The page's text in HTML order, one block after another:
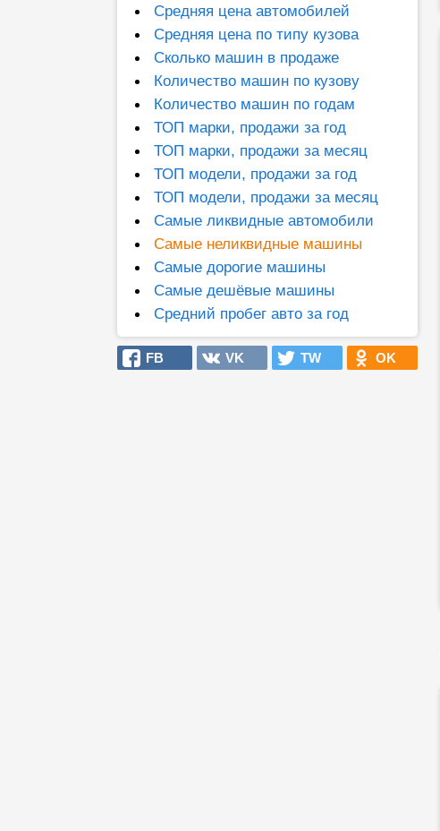
Средняя цена автомобилей
Средняя цена по типу кузова
Сколько машин в продаже
Количество машин по кузову
Количество машин по годам
ТОП марки, продажи за год
ТОП марки, продажи за месяц
ТОП модели, продажи за год
ТОП модели, продажи за месяц
Самые ликвидные автомобили
Самые неликвидные машины
Самые дорогие машины
Самые дешёвые машины
Средний пробег авто за год
FB VK TW OK